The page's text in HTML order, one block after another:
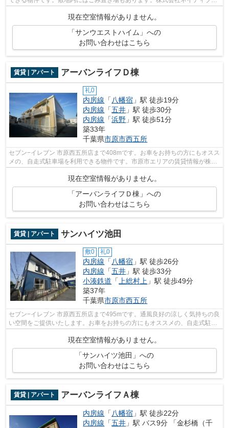
現在空室情報がありません。
「サンウエストハイム」への
お問い合わせはこちら
賃貸 | アパート アーバンライフＤ棟
礼0
内房線 「 八幡宿 」駅 徒歩19分
内房線 「五井 」駅 徒歩30分
内房線 「浜野 」駅 徒歩51分
築33年
千葉県市原市西五所
セブン−イレブン 市原西五所店まで408mです。お車をお持ちの方にもオスス
メの、自走式駐車場を利用できる物件です。市原市エリアの賃貸情報が株式
現在空室情報がありません。
「アーバンライフＤ棟」への
お問い合わせはこちら
賃貸 | アパート サンハイツ池田
敷0 礼0
内房線 「 八幡宿 」駅 徒歩26分
内房線 「五井 」駅 徒歩33分
小湊鉄道 「 上総村上 」駅 徒歩49分
築37年
千葉県市原市西五所
セブン−イレブン 市原西五所店まで495mです。通風良好の涼しく気持ちの良
い空間をご提供いたします。お車をお持ちの方にもオススメの、自走式駐車
場を利用できる物件です。ご来店予約...
現在空室情報がありません。
「サンハイツ池田」への
お問い合わせはこちら
賃貸 | アパート アーバンライフＡ棟
内房線 「八幡宿 」駅 徒歩22分
内房線 「五井 」駅 バス9分 「金杉橋（千